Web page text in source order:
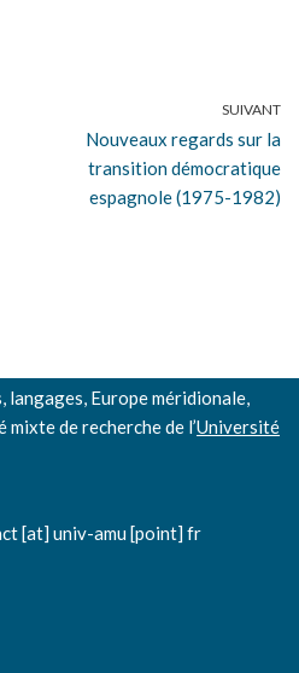
SUIVANT
Nouveaux regards sur la
transition démocratique
espagnole (1975-1982)
langages, Europe méridionale,
de recherche de l’Université
[at] univ-amu [point] fr